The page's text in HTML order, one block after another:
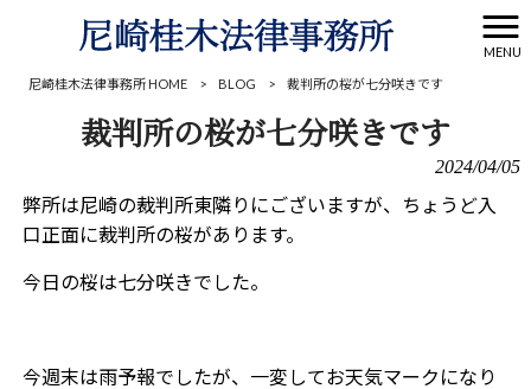
MENU
尼崎桂木法律事務所 HOME > BLOG > 裁判所の桜が七分咲きです
裁判所の桜が七分咲きです
2024/04/05
弊所は尼崎の裁判所東隣りにございますが、ちょうど入
口正面に裁判所の桜があります。
今日の桜は七分咲きでした。
今週末は雨予報でしたが、一変してお天気マークになり